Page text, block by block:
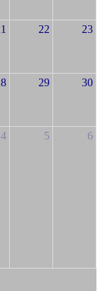
22 23
29 30
4 5 6